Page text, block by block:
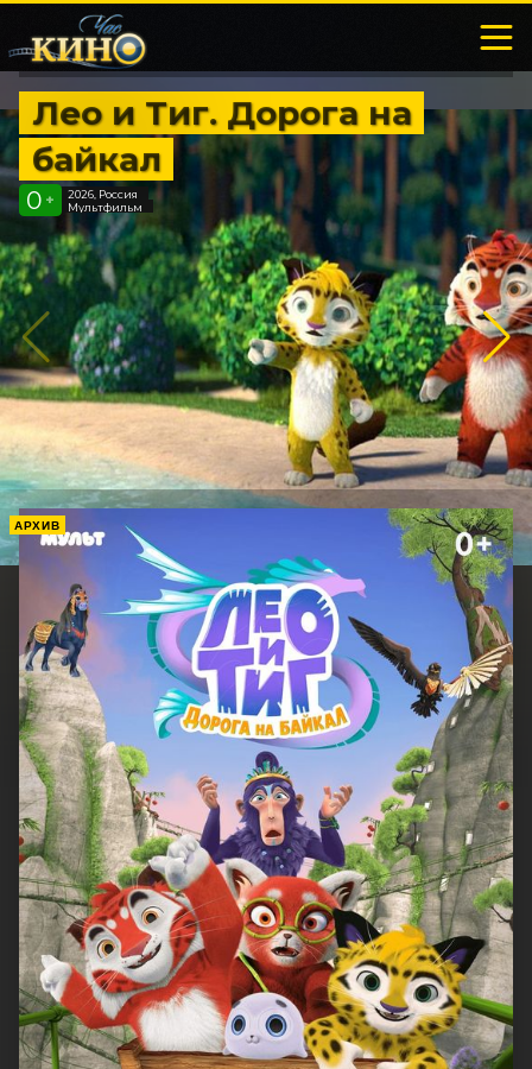
Лео и Тиг. Дорога на
байкал
0 +
2026, Россия
Мультфильм
АРХИВ